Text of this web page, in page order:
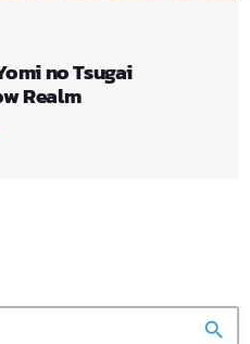
no Tsugai
Realm
search